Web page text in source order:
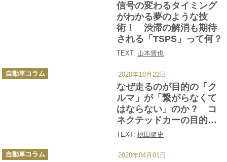
信号の変わるタイミング
がわかる夢のような技
術！ 渋滞の解消も期待
される「TSPS」って何？
TEXT: 山本晋也
なぜ走るのが目的の「ク
ルマ」が「繋がらなくて
はならない」のか？ コ
ネクテッドカーの目的と
行きつく先とは
TEXT: 桃田健史
カ
テ
自動車コラム 2020年10月22日
カ
テ
自動車コラム 2020年04月01日